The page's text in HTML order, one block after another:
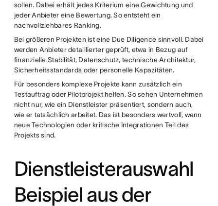
sollen. Dabei erhält jedes Kriterium eine Gewichtung und
jeder Anbieter eine Bewertung. So entsteht ein
nachvollziehbares Ranking.
Bei größeren Projekten ist eine Due Diligence sinnvoll. Dabei
werden Anbieter detaillierter geprüft, etwa in Bezug auf
finanzielle Stabilität, Datenschutz, technische Architektur,
Sicherheitsstandards oder personelle Kapazitäten.
Für besonders komplexe Projekte kann zusätzlich ein
Testauftrag oder Pilotprojekt helfen. So sehen Unternehmen
nicht nur, wie ein Dienstleister präsentiert, sondern auch,
wie er tatsächlich arbeitet. Das ist besonders wertvoll, wenn
neue Technologien oder kritische Integrationen Teil des
Projekts sind.
Dienstleisterauswahl
Beispiel aus der